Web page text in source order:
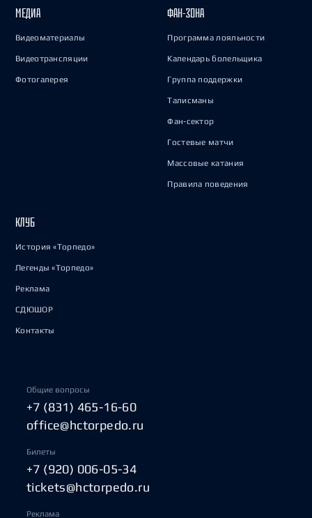
МЕДИА
Видеоматериалы
Видеотрансляции
Фотогалерея
ФАН-ЗОНА
Программа лояльности
Календарь болельщика
Группа поддержки
Талисманы
Фан-сектор
Гостевые матчи
Массовые катания
Правила поведения
КЛУБ
История «Торпедо»
Легенды «Торпедо»
Реклама
СДЮШОР
Контакты
Общие вопросы
+7 (831) 465-16-60
office@hctorpedo.ru
Билеты
+7 (920) 006-05-34
tickets@hctorpedo.ru
Реклама